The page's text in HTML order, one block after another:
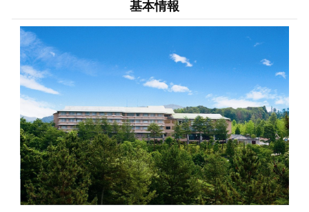
基本情報